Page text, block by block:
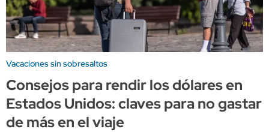
Vacaciones sin sobresaltos
Consejos para rendir los dólares en
Estados Unidos: claves para no gastar
de más en el viaje